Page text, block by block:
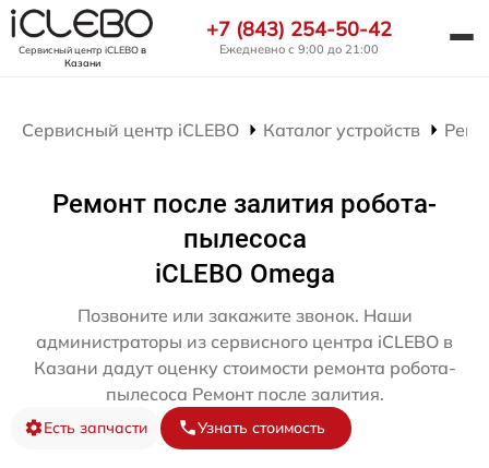
Сервисный центр iCLEBOв
Казани
+7 (843) 254-50-42
Ежедневно с 9:00 до 21:00
Сервисный центр iCLEBO Каталог устройств
Ремонт после залития робота-
пылесоса
iCLEBO Omega
Позвоните или закажите звонок. Наши
администраторы из сервисного центра iCLEBO в
Казани дадут оценку стоимости ремонта робота-
пылесоса Ремонт после залития.
Есть запчасти Узнать стоимость